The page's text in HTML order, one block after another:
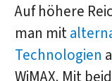
Auf höhere
man mit
Technologien
WiMAX. Mit